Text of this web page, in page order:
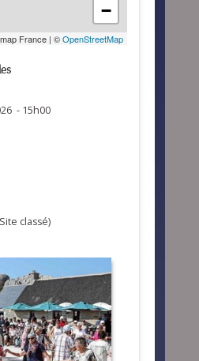
−
France | ©OpenStreetMap
- 15h00
classé)